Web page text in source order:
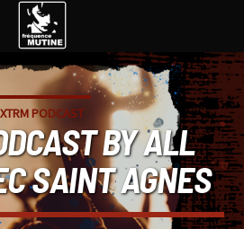
XTRM PODCAST
BY ALL
SAINT AGNES